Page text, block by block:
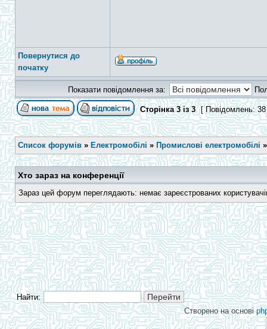
Повернутися до
початку
Показати повідомлення за:
Сторінка3із3 [ Повідомлень:
Список форумів » Електромобілі » Промислові електромобілі
Хто зараз на конференції
Зараз цей форум переглядають: немає зареєстрованих
Найти:
Створено на основі